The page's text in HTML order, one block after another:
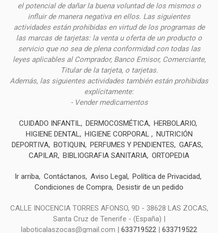
el potencial de dañar la buena voluntad de los mismos o
influir de manera negativa en ellos. Las siguientes
actividades están prohibidas en virtud de los programas de
las marcas de tarjetas: la venta u oferta de un producto o
servicio que no sea de plena conformidad con todas las
leyes aplicables al Comprador, Banco Emisor, Comerciante,
Titular de la tarjeta, o tarjetas.
Además, las siguientes actividades también están prohibidas
explícitamente:
- Vender medicamentos
CUIDADO INFANTIL DERMOCOSMÉTICA HERBOLARIO
HIGIENE DENTAL
HIGIENE CORPORAL
NUTRICIÓN
DEPORTIVA BOTIQUIN PERFUMES Y PENDIENTES
GAFAS
CAPILAR
BIBLIOGRAFIA SANITARIA ORTOPEDIA
Ir arriba Contáctanos Aviso Legal
Política de Privacidad
Condiciones de Compra
Desistir de un pedido
CALLE INOCENCIA TORRES AFONSO, 9D - 38628 LAS ZOCAS,
Santa Cruz de Tenerife - (España) |
laboticalaszocas@gmail.com | 633719522 | 633719522